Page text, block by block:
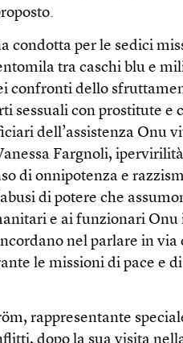
condotta per le sedici
tra caschi blu e
confronti dello
sessuali con prostitute e
dell’assistenza Onu
Fargnoli,
di onnipotenza e
di potere che
e ai funzionari Onu
nel parlare in
le missioni di pace e
rappresentante
dopo la sua visita